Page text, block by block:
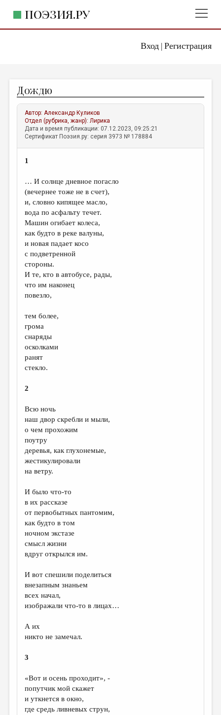
Вход| Регистрация
ПОЭЗИЯ.РУ
ЖАНРЫ
АВТОРЫ
КОММЕНТАРИИ
ЛИТСАЛОН
НОВОСТИ
ПРАВИЛА САЙТА
ОТДЕЛЫ И РУБРИКИ
ИЗБРАННОЕ
ДАЙДЖЕСТ
ПРОИЗВЕДЕНИЯ
ПЕРЕВОДЫ
КОНКУРСЫ
КНИЖНАЯ ПОЛКА
ОБЗОР ЛИТЕРАТУРЫ
СТРАНИЦЫ ПАМЯТИ
ОБЪЯВЛЕНИЯ
РЕДКОЛЛЕГИЯ
ОТ РЕДАКЦИИ
МАЛАЯ ПРОЗА
ЭССЕИСТИКА
КУЛЬТУРОВЕДЕНИЕ
ПУБЛИЦИСТИКА
РЕЦЕНЗИРОВАНИЕ
ЦИКЛЫ ПУБЛИКАЦИЙ
МЕДИА
ВКОНТАКТЕ
Дождю
Автор:Александр Куликов
Отдел (рубрика, жанр):Лирика
Дата и время публикации: 07.12.2023, 09:25:21
Сертификат Поэзия.ру: серия 3973 № 178884
1
… И солнце дневное погасло
(вечернее тоже не в счет),
и, словно кипящее масло,
вода по асфальту течет.
Машин огибает колеса,
как будто в реке валуны,
и новая падает косо
с подветренной
стороны.
И те, кто в автобусе, рады,
что им наконец
повезло,
тем более,
грома
снаряды
осколками
ранят
стекло.
2
Всю ночь
наш двор скребли и мыли,
о чем прохожим
поутру
деревья, как глухонемые,
жестикулировали
на ветру.
И было что-то
в их рассказе
от первобытных пантомим,
как будто в том
ночном экстазе
смысл жизни
вдруг открылся им.
И вот спешили поделиться
внезапным знаньем
всех начал,
изображали что-то в лицах…
А их
никто не замечал.
3
«Вот и осень проходит», -
попутчик мой скажет
и уткнется в окно,
где средь ливневых струн,